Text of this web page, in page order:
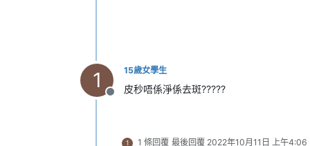
1
離線
15歲女學生
皮秒唔係淨係去斑?????
1 1 條回覆 最後回覆 2022年10月11日 上午4:06